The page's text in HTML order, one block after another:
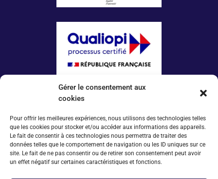
Gérer le consentement aux
cookies
Pour offrir les meilleures expériences, nous utilisons des technologies telles
que les cookies pour stocker et/ou accéder aux informations des appareils.
Le fait de consentir à ces technologies nous permettra de traiter des
données telles que le comportement de navigation ou les ID uniques sur ce
site. Le fait de ne pas consentir ou de retirer son consentement peut avoir
un effet négatif sur certaines caractéristiques et fonctions.
La certification qualité a été délivrée au titre
de la catégorie d’action suivante :
Plus d’infos
Espace conventionné·e·s
Tarifs 2025